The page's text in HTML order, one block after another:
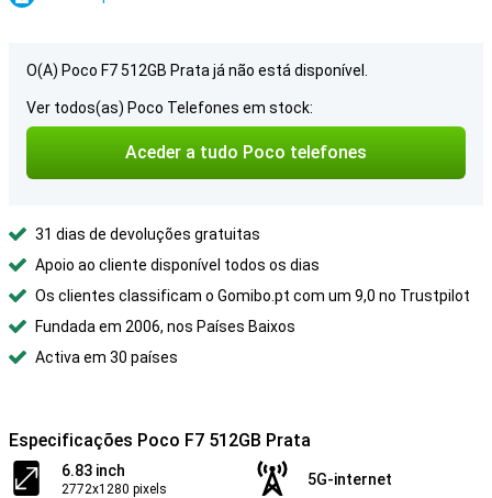
O(A) Poco F7 512GB Prata já não está disponível.
Ver todos(as) Poco Telefones em stock:
Aceder a tudo Poco telefones
31 dias de devoluções gratuitas
Apoio ao cliente disponível todos os dias
Os clientes classificam o Gomibo.pt com um 9,0 no Trustpilot
Fundada em 2006, nos Países Baixos
Activa em 30 países
Especificações Poco F7 512GB Prata
6.83 inch
2772x1280 pixels
5G-internet